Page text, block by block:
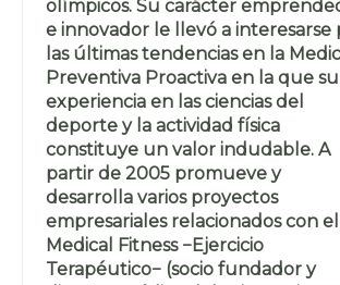
olímpicos. Su carácter
e innovador le llevó a interesarse
las últimas tendencias en la
Preventiva Proactiva en la que su
experiencia en las ciencias del
deporte y la actividad física
constituye un valor indudable. A
partir de 2005 promueve y
desarrolla varios proyectos
empresariales relacionados con el
Medical Fitness −Ejercicio
Terapéutico− (socio fundador y